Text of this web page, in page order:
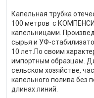
Капельная трубка
100 метров с
капельницами.
сырья и УФ-
10 лет.По своим
импортным образцам.
сельском хозяйстве,
капельного полива без
длинах линий.